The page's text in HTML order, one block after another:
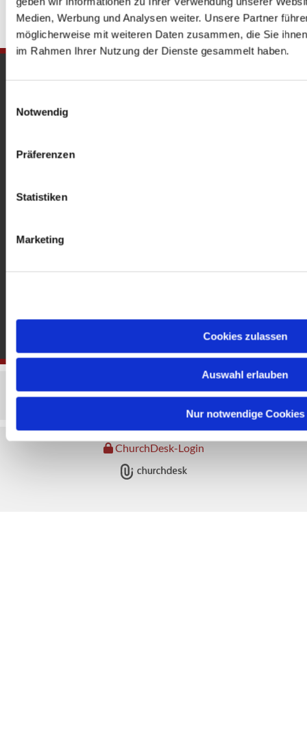
Medien, Werbung und Analysen weiter. Unsere Partner
möglicherweise mit weiteren Daten zusammen, die Sie
im Rahmen Ihrer Nutzung der Dienste gesammelt haben.
Notwendig
Präferenzen
Statistiken
Marketing
Cookies zulassen
Auswahl erlauben
Nur notwendige Cookies
gedenkkirche@erzbistumberlin.de
ChurchDesk-Login